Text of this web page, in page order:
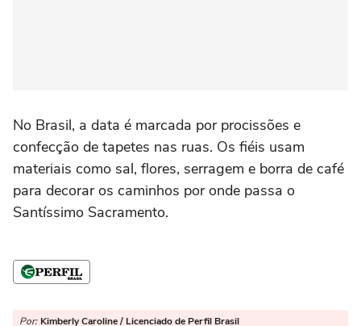
No Brasil, a data é marcada por procissões e
confecção de tapetes nas ruas. Os fiéis usam
materiais como sal, flores, serragem e borra de café
para decorar os caminhos por onde passa o
Santíssimo Sacramento.
Por: Kimberly Caroline / Licenciado de Perfil Brasil